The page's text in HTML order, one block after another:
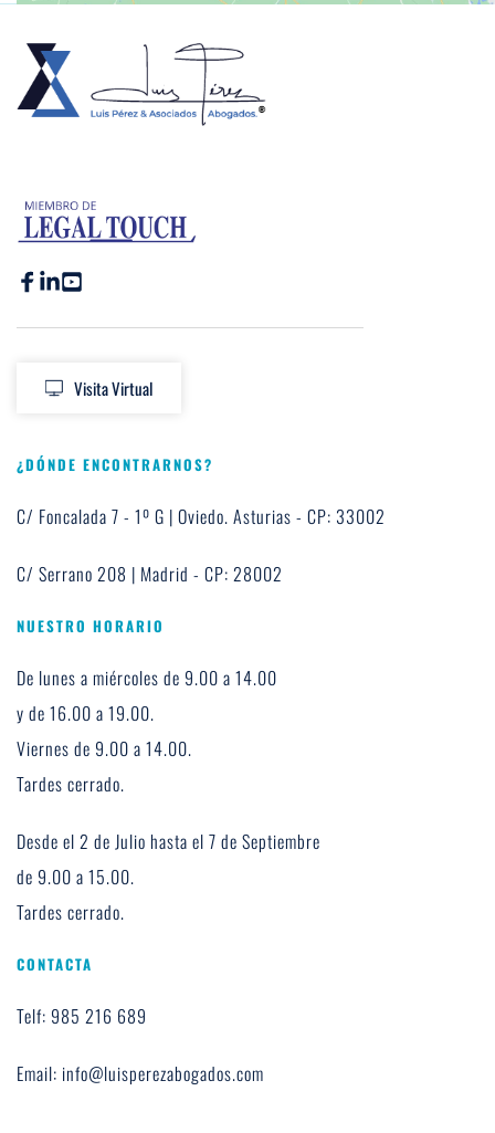
Visita Virtual
¿DÓNDE ENCONTRARNOS?
C/ Foncalada 7 - 1º G | Oviedo. Asturias - CP: 33002
C/ Serrano 208 | Madrid - CP: 28002
NUESTRO HORARIO
De lunes a miércoles de 9.00 a 14.00
y de 16.00 a 19.00.
Viernes de 9.00 a 14.00.
Tardes cerrado.
Desde el 2 de Julio hasta el 7 de Septiembre
de 9.00 a 15.00.
Tardes cerrado.
CONTACTA
Telf: 985 216 689
Email: info@luisperezabogados.com